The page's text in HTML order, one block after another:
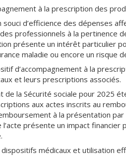
à la prescription des
souci d’efficience des dépenses
professionnels à la pertinence
présente un intérêt particulier
maladie ou encore un risque
d’accompagnement à la
et leurs prescriptions associés.
de la Sécurité sociale pour 2025
aux actes inscrits au
à la présentation
présente un impact financier
médicaux et utilisation